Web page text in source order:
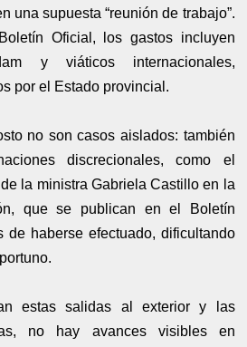
una supuesta “reunión de trabajo”.
Oficial, los gastos incluyen
y viáticos internacionales,
por el Estado provincial.
no son casos aislados: también
discrecionales, como el
la ministra Gabriela Castillo en la
que se publican en el Boletín
de haberse efectuado, dificultando
estas salidas al exterior y las
no hay avances visibles en